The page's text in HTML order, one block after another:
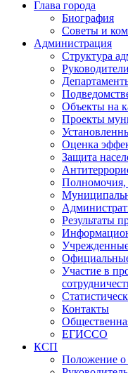
Глава города
Биография
Советы и
Администрация
Структура
Руководители
Объекты на
Проекты
Оценка
Защита
Полномочия,
Результаты
Участие в
Контакты
ЕГИССО
КСП
Положение